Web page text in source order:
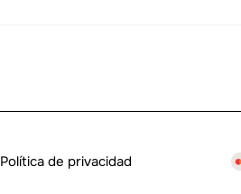
Política de privacidad